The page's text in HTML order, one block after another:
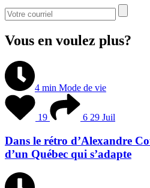
Vous en voulez plus?
4 min Mode de vie
19 6 29 Juil
Dans le rétro d’Alexandre
d’un Québec qui s’adapte